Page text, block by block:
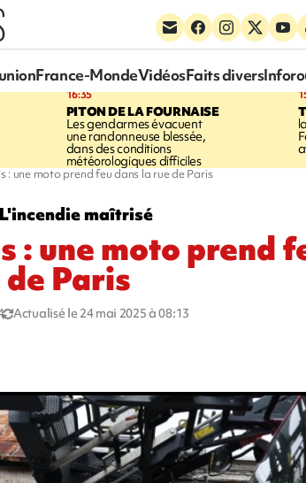
France-MondeVidéosFaits divers
16:35
PITON DE LA FOURNAISE
Les gendarmes évacuent
une randonneuse blessée,
dans des conditions
météorologiques difficiles
: une moto prend feu dans la rue de Paris
maîtrisé
: une moto prend
Paris
Actualisé le 24 mai 2025 à 08:13